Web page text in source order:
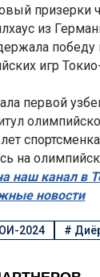
призерки
из
игр
первой
на
наш канал в
новости
ОИ-2024 #